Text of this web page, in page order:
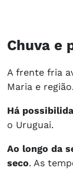
Chuva e
A frente fria
Maria e
Há
o Uruguai.
Ao longo da
seco. As